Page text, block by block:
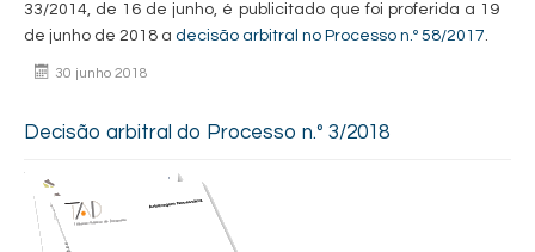
33/2014, de 16 de junho, é publicitado que foi proferida a 19
de junho de 2018 a decisão arbitral no Processo n.º 58/2017.
30 junho 2018
Decisão arbitral do Processo n.º 3/2018